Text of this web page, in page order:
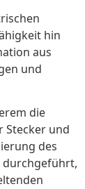
hin
aus
und
die
Stecker und
des
durchgeführt,